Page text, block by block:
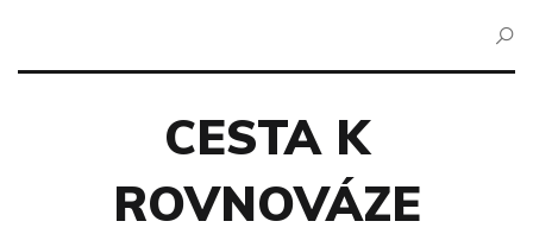
CESTA K
ROVNOVÁZE